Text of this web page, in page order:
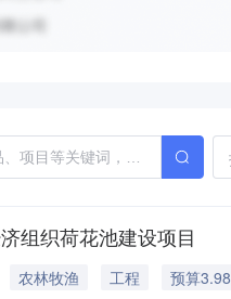
组织荷花池建设项目
农林牧渔 工程
预算